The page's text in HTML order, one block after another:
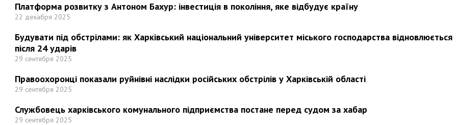
Платформа розвитку з Антоном Бахур: інвестиція в покоління, яке відбудує країну
22 декабря 2025
Будувати під обстрілами: як Харківський національний університет міського господарства відновлюється
після 24 ударів
29 сентября 2025
Правоохоронці показали руйнівні наслідки російських обстрілів у Харківській області
29 сентября 2025
Службовець харківського комунального підприємства постане перед судом за хабар
29 сентября 2025